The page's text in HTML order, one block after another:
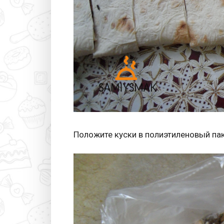
Положите куски в полиэтиленовый